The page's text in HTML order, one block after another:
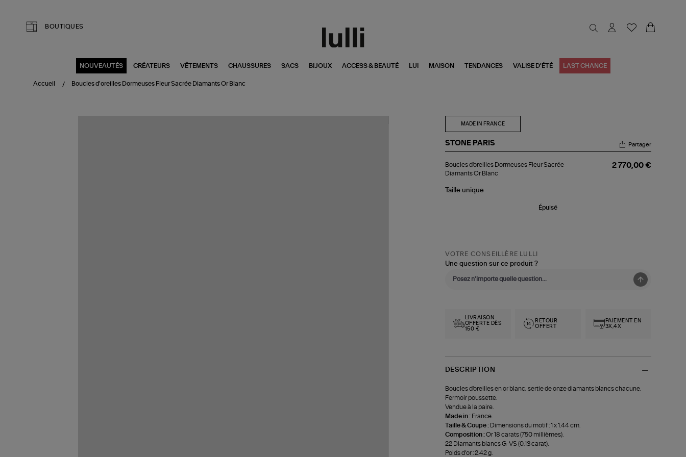
BOUTIQUES
NOUVEAUTÉS CRÉATEURS VÊTEMENTS CHAUSSURES SACS BIJOUX ACCESS & BEAUTÉ LUI MAISON TENDANCES VALISE D'ÉTÉ LAST CHANCE
Accueil Boucles d'oreilles Dormeuses Fleur Sacrée Diamants Or Blanc
MADE IN FRANCE
STONE PARIS
d'oreilles
Dormeuses
Sacrée
Partager
Boucles d'oreilles Dormeuses Fleur Sacrée
Diamants Or Blanc
2 770,00 €
Taille unique
Épuisé
VOTRE CONSEILLÈRE LULLI
Une question sur ce produit ?
LIVRAISON
OFFERTE DÈS
150 €
RETOUR
OFFERT
PAIEMENT EN
3X,4X
DESCRIPTION
Boucles d'oreilles en or blanc, sertie de onze diamants blancs chacune.
Fermoir poussette.
Vendue à la paire.
Made in : France.
Taille & Coupe : Dimensions du motif : 1 x 1.44 cm.
Composition :Or 18 carats (750 millièmes).
22 Diamants blancs G-VS (0,13 carat).
Poids d’or : 2.42 g.